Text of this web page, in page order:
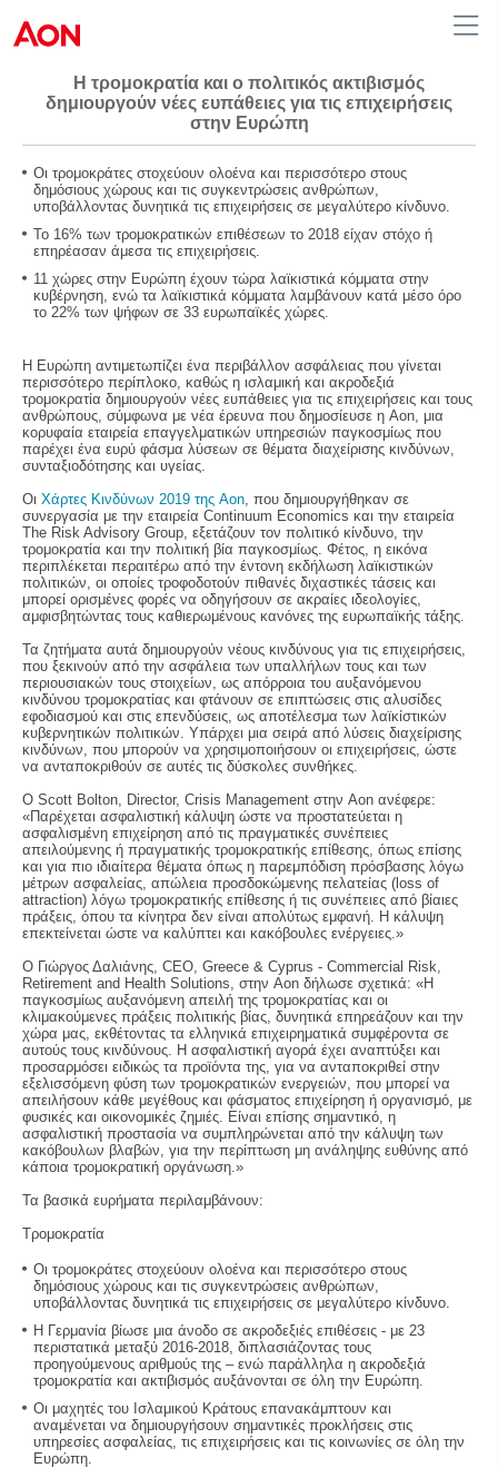
Η τρομοκρατία και ο πολιτικός ακτιβισμός
δημιουργούν νέες ευπάθειες για τις επιχειρήσεις
στην Ευρώπη
Οι τρομοκράτες στοχεύουν ολοένα και περισσότερο στους
δημόσιους χώρους και τις συγκεντρώσεις ανθρώπων,
υποβάλλοντας δυνητικά τις επιχειρήσεις σε μεγαλύτερο κίνδυνο.
Το 16% των τρομοκρατικών επιθέσεων το 2018 είχαν στόχο ή
επηρέασαν άμεσα τις επιχειρήσεις.
11 χώρες στην Ευρώπη έχουν τώρα λαϊκιστικά κόμματα στην
κυβέρνηση, ενώ τα λαϊκιστικά κόμματα λαμβάνουν κατά μέσο όρο
το 22% των ψήφων σε 33 ευρωπαϊκές χώρες.
Η Ευρώπη αντιμετωπίζει ένα περιβάλλον ασφάλειας που γίνεται
περισσότερο περίπλοκο, καθώς η ισλαμική και ακροδεξιά
τρομοκρατία δημιουργούν νέες ευπάθειες για τις επιχειρήσεις και τους
ανθρώπους, σύμφωνα με νέα έρευνα που δημοσίευσε η Aon, μια
κορυφαία εταιρεία επαγγελματικών υπηρεσιών παγκοσμίως που
παρέχει ένα ευρύ φάσμα λύσεων σε θέματα διαχείρισης κινδύνων,
συνταξιοδότησης και υγείας.
Οι Χάρτες Κινδύνων 2019 της Aon, που δημιουργήθηκαν σε
συνεργασία με την εταιρεία Continuum Economics και την εταιρεία
The Risk Advisory Group, εξετάζουν τον πολιτικό κίνδυνο, την
τρομοκρατία και την πολιτική βία παγκοσμίως. Φέτος, η εικόνα
περιπλέκεται περαιτέρω από την έντονη εκδήλωση λαϊκιστικών
πολιτικών, οι οποίες τροφοδοτούν πιθανές διχαστικές τάσεις και
μπορεί ορισμένες φορές να οδηγήσουν σε ακραίες ιδεολογίες,
αμφισβητώντας τους καθιερωμένους κανόνες της ευρωπαϊκής τάξης.
Τα ζητήματα αυτά δημιουργούν νέους κινδύνους για τις επιχειρήσεις,
που ξεκινούν από την ασφάλεια των υπαλλήλων τους και των
περιουσιακών τους στοιχείων, ως απόρροια του αυξανόμενου
κινδύνου τρομοκρατίας και φτάνουν σε επιπτώσεις στις αλυσίδες
εφοδιασμού και στις επενδύσεις, ως αποτέλεσμα των λαϊκίστικών
κυβερνητικών πολιτικών. Υπάρχει μια σειρά από λύσεις διαχείρισης
κινδύνων, που μπορούν να χρησιμοποιήσουν οι επιχειρήσεις, ώστε
να ανταποκριθούν σε αυτές τις δύσκολες συνθήκες.
Ο Scott Bolton, Director, Crisis Management στην Aon ανέφερε:
«Παρέχεται ασφαλιστική κάλυψη ώστε να προστατεύεται η
ασφαλισμένη επιχείρηση από τις πραγματικές συνέπειες
απειλούμενης ή πραγματικής τρομοκρατικής επίθεσης, όπως επίσης
και για πιο ιδιαίτερα θέματα όπως η παρεμπόδιση πρόσβασης λόγω
μέτρων ασφαλείας, απώλεια προσδοκώμενης πελατείας (loss of
attraction) λόγω τρομοκρατικής επίθεσης ή τις συνέπειες από βίαιες
πράξεις, όπου τα κίνητρα δεν είναι απολύτως εμφανή. Η κάλυψη
επεκτείνεται ώστε να καλύπτει και κακόβουλες ενέργειες.»
Ο Γιώργος Δαλιάνης, CEO, Greece & Cyprus - Commercial Risk,
Retirement and Health Solutions, στην Aon δήλωσε σχετικά: «Η
παγκοσμίως αυξανόμενη απειλή της τρομοκρατίας και οι
κλιμακούμενες πράξεις πολιτικής βίας, δυνητικά επηρεάζουν και την
χώρα μας, εκθέτοντας τα ελληνικά επιχειρηματικά συμφέροντα σε
αυτούς τους κινδύνους. Η ασφαλιστική αγορά έχει αναπτύξει και
προσαρμόσει ειδικώς τα προϊόντα της, για να ανταποκριθεί στην
εξελισσόμενη φύση των τρομοκρατικών ενεργειών, που μπορεί να
απειλήσουν κάθε μεγέθους και φάσματος επιχείρηση ή οργανισμό, με
φυσικές και οικονομικές ζημιές. Είναι επίσης σημαντικό, η
ασφαλιστική προστασία να συμπληρώνεται από την κάλυψη των
κακόβουλων βλαβών, για την περίπτωση μη ανάληψης ευθύνης από
κάποια τρομοκρατική οργάνωση.»
Τα βασικά ευρήματα περιλαμβάνουν:
Τρομοκρατία
Οι τρομοκράτες στοχεύουν ολοένα και περισσότερο στους
δημόσιους χώρους και τις συγκεντρώσεις ανθρώπων,
υποβάλλοντας δυνητικά τις επιχειρήσεις σε μεγαλύτερο κίνδυνο.
Η Γερμανία βίωσε μια άνοδο σε ακροδεξιές επιθέσεις - με 23
περιστατικά μεταξύ 2016-2018, διπλασιάζοντας τους
προηγούμενους αριθμούς της – ενώ παράλληλα η ακροδεξιά
τρομοκρατία και ακτιβισμός αυξάνονται σε όλη την Ευρώπη.
Οι μαχητές του Ισλαμικού Κράτους επανακάμπτουν και
αναμένεται να δημιουργήσουν σημαντικές προκλήσεις στις
υπηρεσίες ασφαλείας, τις επιχειρήσεις και τις κοινωνίες σε όλη την
Ευρώπη.